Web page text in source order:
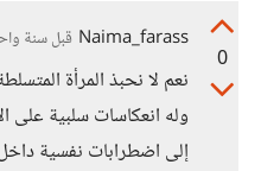
0
Naima_farass قبل سنة
نعم لا نحبذ المرأة
وله انعكاسات سلبية على
إلى اضطرابات نفسية